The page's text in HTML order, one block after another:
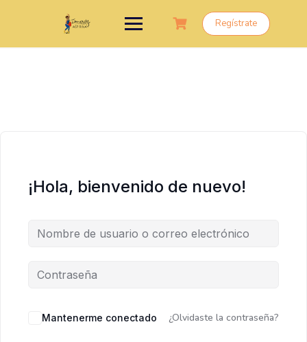
Regístrate
¡Hola, bienvenido de nuevo!
Mantenerme conectado ¿Olvidaste la contraseña?